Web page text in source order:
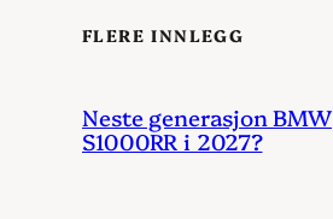
FLERE INNLEGG
Neste generasjon BMW
S1000RR i 2027?